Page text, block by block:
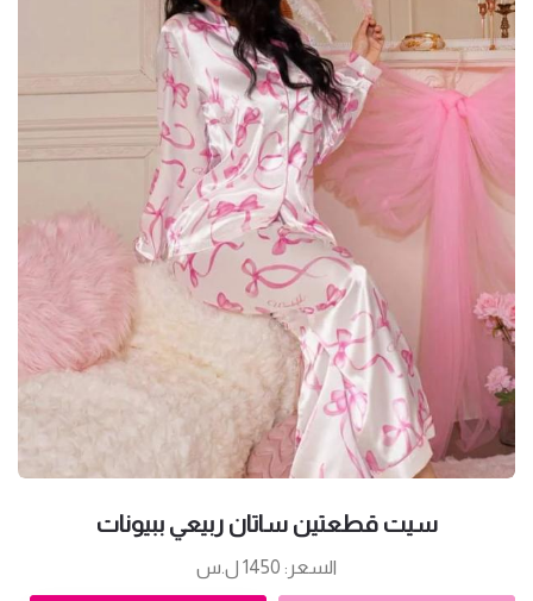
سيت قطعتين ساتان ربيعي ببيونات
السعر: 1450 ل.س